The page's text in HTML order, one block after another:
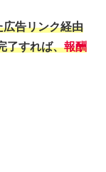
告リンク経由
了すれば、報酬